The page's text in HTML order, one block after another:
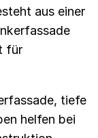
aus einer
für
tiefe
helfen bei